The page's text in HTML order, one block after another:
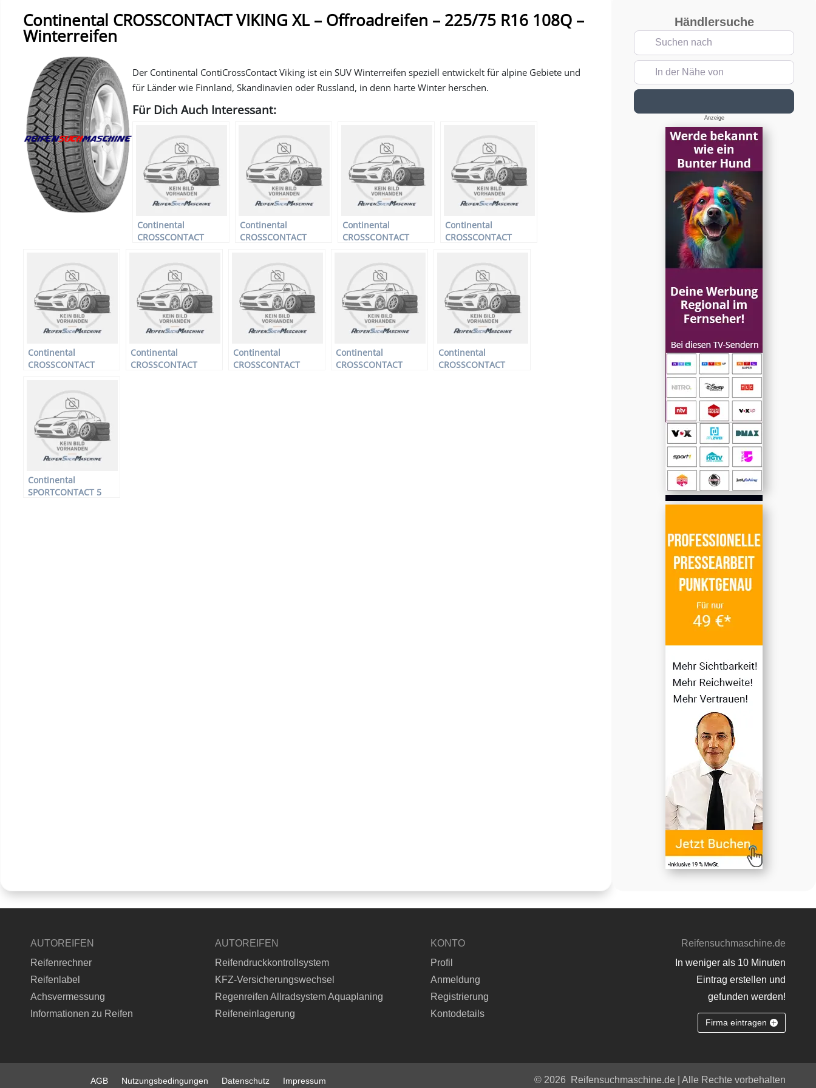
Continental CROSSCONTACT VIKING XL – Offroadreifen – 225/75 R16 108Q –
Winterreifen
Der Continental ContiCrossContact Viking ist ein SUV Winterreifen speziell entwickelt für alpine Gebiete und
für Länder wie Finnland, Skandinavien oder Russland, in denn harte Winter herschen.
Für Dich Auch Interessant:
Continental
CROSSCONTACT
Offroadreifen –
215/65 R16 102Q –
Winterreifen
Continental
CROSSCONTACT
Offroadreifen –
235/55 R18 104Q –
Winterreifen
Continental
CROSSCONTACT
Offroadreifen –
225/60 R17 103Q –
Winterreifen
Continental
CROSSCONTACT
Offroadreifen –
255/55 R18 109Q –
Winterreifen
Continental
CROSSCONTACT
Offroadreifen –
235/55 R17 103Q –
Winterreifen
Continental
CROSSCONTACT
Continental
CROSSCONTACT
Continental
CROSSCONTACT
Continental
CROSSCONTACT
Continental
SPORTCONTACT 5
Händlersuche
Suchen nach
In der Nähe von
Anzeige
AUTOREIFEN
Reifenrechner
Reifenlabel
Achsvermessung
Informationen zu Reifen
AUTOREIFEN
Reifendruckkontrollsystem
KFZ-Versicherungswechsel
Regenreifen Allradsystem Aquaplaning
Reifeneinlagerung
KONTO
Profil
Anmeldung
Registrierung
Kontodetails
Reifensuchmaschine.de
In weniger als 10 Minuten
Eintrag erstellen und
gefunden werden!
Firma eintragen
AGB Nutzungsbedingungen Datenschutz Impressum © 2026 Reifensuchmaschine.de | Alle Rechte vorbehalten